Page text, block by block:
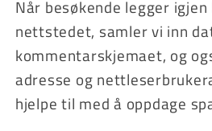
Når besøkende legger
nettstedet, samler vi inn
kommentarskjemaet, og
adresse og
hjelpe til med å oppdage